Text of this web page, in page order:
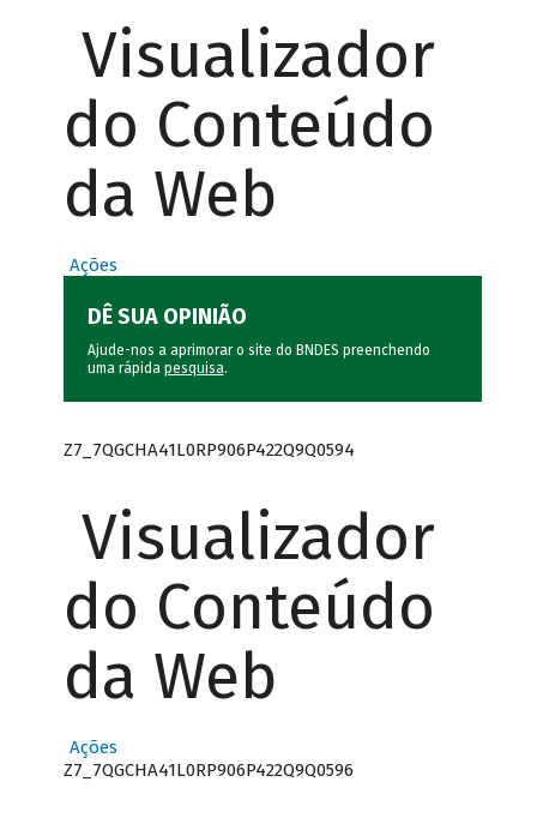
Visualizador
do Conteúdo
da Web
Ações
DÊ SUA OPINIÃO
Ajude-nos a aprimorar o site do BNDES preenchendo
uma rápida pesquisa.
Z7_7QGCHA41L0RP906P422Q9Q0594
Visualizador
do Conteúdo
da Web
Ações
Z7_7QGCHA41L0RP906P422Q9Q0596